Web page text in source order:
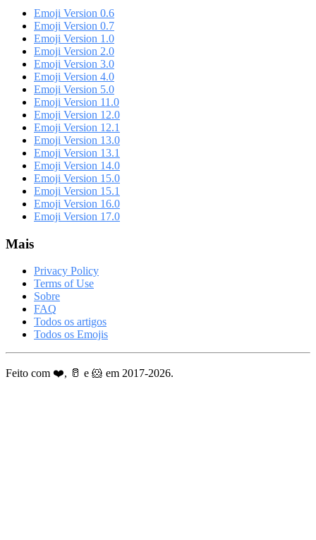
Emoji Version 0.6
Emoji Version 0.7
Emoji Version 1.0
Emoji Version 2.0
Emoji Version 3.0
Emoji Version 4.0
Emoji Version 5.0
Emoji Version 11.0
Emoji Version 12.0
Emoji Version 12.1
Emoji Version 13.0
Emoji Version 13.1
Emoji Version 14.0
Emoji Version 15.0
Emoji Version 15.1
Emoji Version 16.0
Emoji Version 17.0
Mais
Privacy Policy
Terms of Use
Sobre
FAQ
Todos os artigos
Todos os Emojis
Feito com ❤️, 🥛 e 🐹 em 2017-2026.